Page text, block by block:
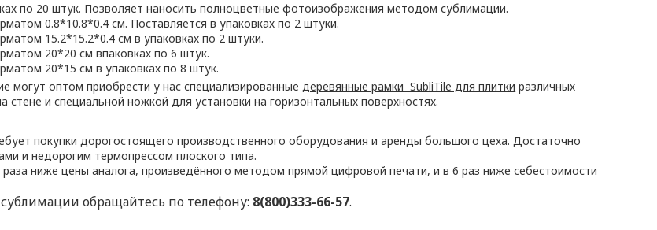
по 20 штук. Позволяет наносить полноцветные фотоизображения методом сублимации.
0.8*10.8*0.4 см. Поставляется в упаковках по 2 штуки.
15.2*15.2*0.4 см в упаковках по 2 штуки.
20*20 см впаковках по 6 штук.
20*15 см в упаковках по 8 штук.
могут оптом приобрести у нас специализированныедеревянные рамки SubliTile для плитки различных
и специальной ножкой для установки на горизонтальных поверхностях.
покупки дорогостоящего производственного оборудования и аренды большого цеха. Достаточно
и недорогим термопрессом плоского типа.
ниже цены аналога, произведённого методом прямой цифровой печати, и в 6 раз ниже себестоимости
обращайтесь по телефону: 8(800)333-66-57.